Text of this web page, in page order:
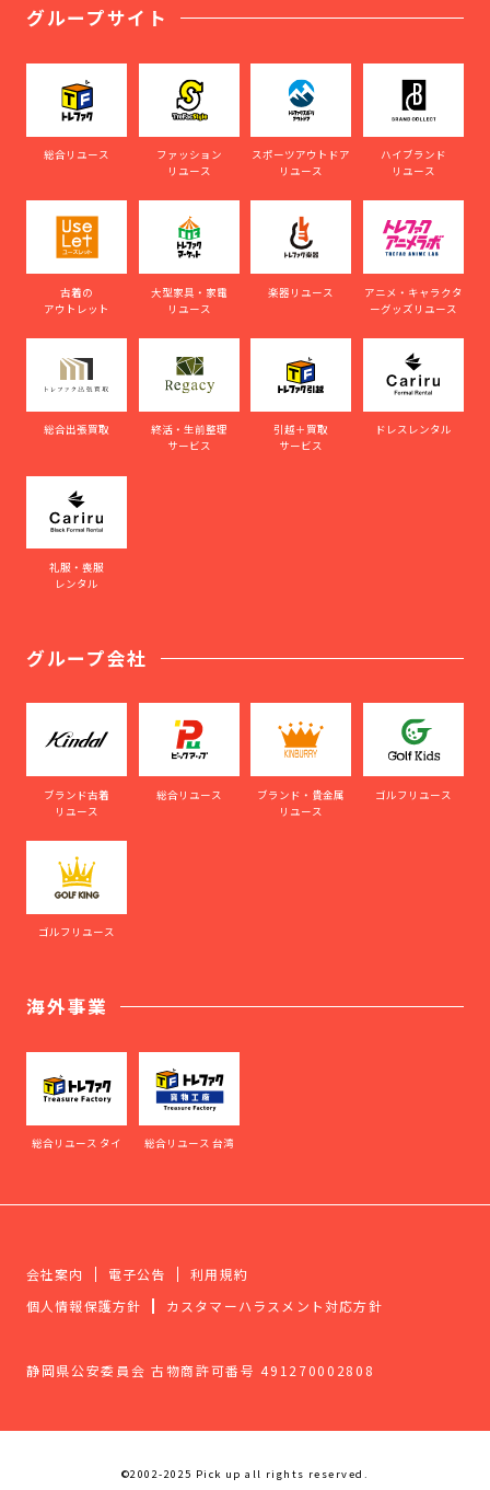
グループサイト
総合リユース
ファッション
リユース
スポーツアウトドア
リユース
ハイブランド
リユース
古着の
アウトレット
大型家具・家電
リユース
楽器リユース
アニメ・キャラクタ
ーグッズリユース
総合出張買取
終活・生前整理
サービス
引越＋買取
サービス
ドレスレンタル
礼服・喪服
レンタル
グループ会社
ブランド古着
リユース
総合リユース
ブランド・貴金属
リユース
ゴルフリユース
ゴルフリユース
海外事業
総合リユース タイ 総合リユース 台湾
会社案内 電子公告
利用規約
個人情報保護方針
カスタマーハラスメント対応方針
静岡県公安委員会 古物商許可番号 491270002808
©2002-2025 Pick up all rights reserved.